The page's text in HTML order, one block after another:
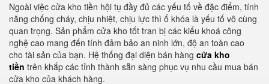
Ngoài việc cửa kho tiền hội tụ đầy đủ các yếu tố về đặc điểm, tính
năng chống cháy, chịu nhiệt, chịu lực thì ổ khóa là yếu tố vô cùng
quan trọng. Sản phẩm cửa kho tốt tran bị các kiểu khoá công
nghệ cao mang đến tính đảm bảo an ninh lớn, độ an toàn cao
cho tài sản của bạn. Hệ thống đại diện bán hàng cửa kho
tiền trên khắp các tỉnh thành sẵn sàng phục vụ nhu cầu mua bán
cửa kho của khách hàng.